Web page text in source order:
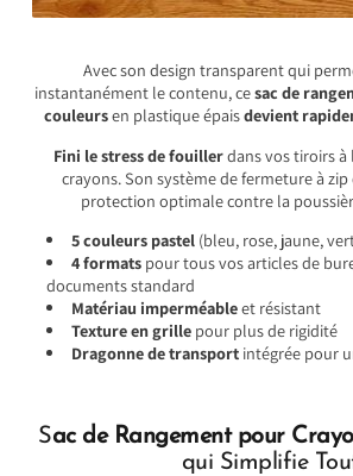
Avec son design transparent qui
instantanément le contenu, cesac de
couleursen plastique épaisdevient
Fini le stress de fouillerdans vos tiroirs à
crayons. Son système de fermeture à
protection optimale contre la
5 couleurs pastel(bleu, rose, jaune,
4 formats pour tous vos articles de
documents standard
Matériau imperméableet résistant
Texture en grille pour plus de rigidité
Dragonne de transportintégrée pour
Sac de Rangement pour
qui Simplifie